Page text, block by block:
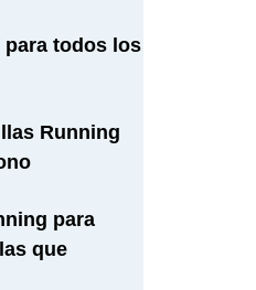
todos los
Running
para
que